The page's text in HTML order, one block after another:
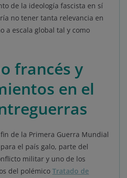
de la ideología fascista en sí
no tener tanta relevancia en
a escala global tal y como
francés y
en el
de la Primera Guerra Mundial
el país galo, parte del
militar y uno de los
del polémico Tratado de